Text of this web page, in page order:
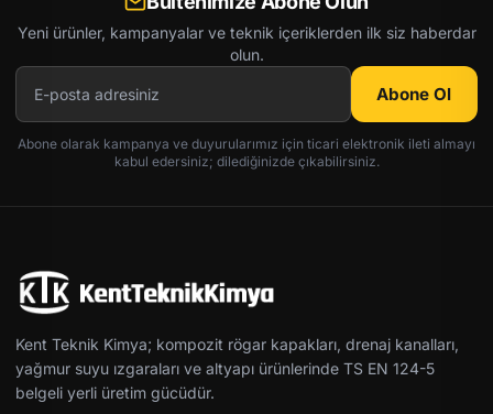
Yeni ürünler, kampanyalar ve teknik içeriklerden ilk siz haberdar
olun.
Abone Ol
Abone olarak kampanya ve duyurularımız için ticari elektronik ileti almayı
kabul edersiniz; dilediğinizde çıkabilirsiniz.
Kent Teknik Kimya; kompozit rögar kapakları, drenaj kanalları,
yağmur suyu ızgaraları ve altyapı ürünlerinde TS EN 124-5
belgeli yerli üretim gücüdür.